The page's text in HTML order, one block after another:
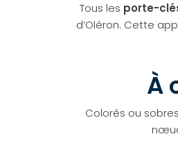
Tous les porte-
d’Oléron. Cette
À
Colorés ou